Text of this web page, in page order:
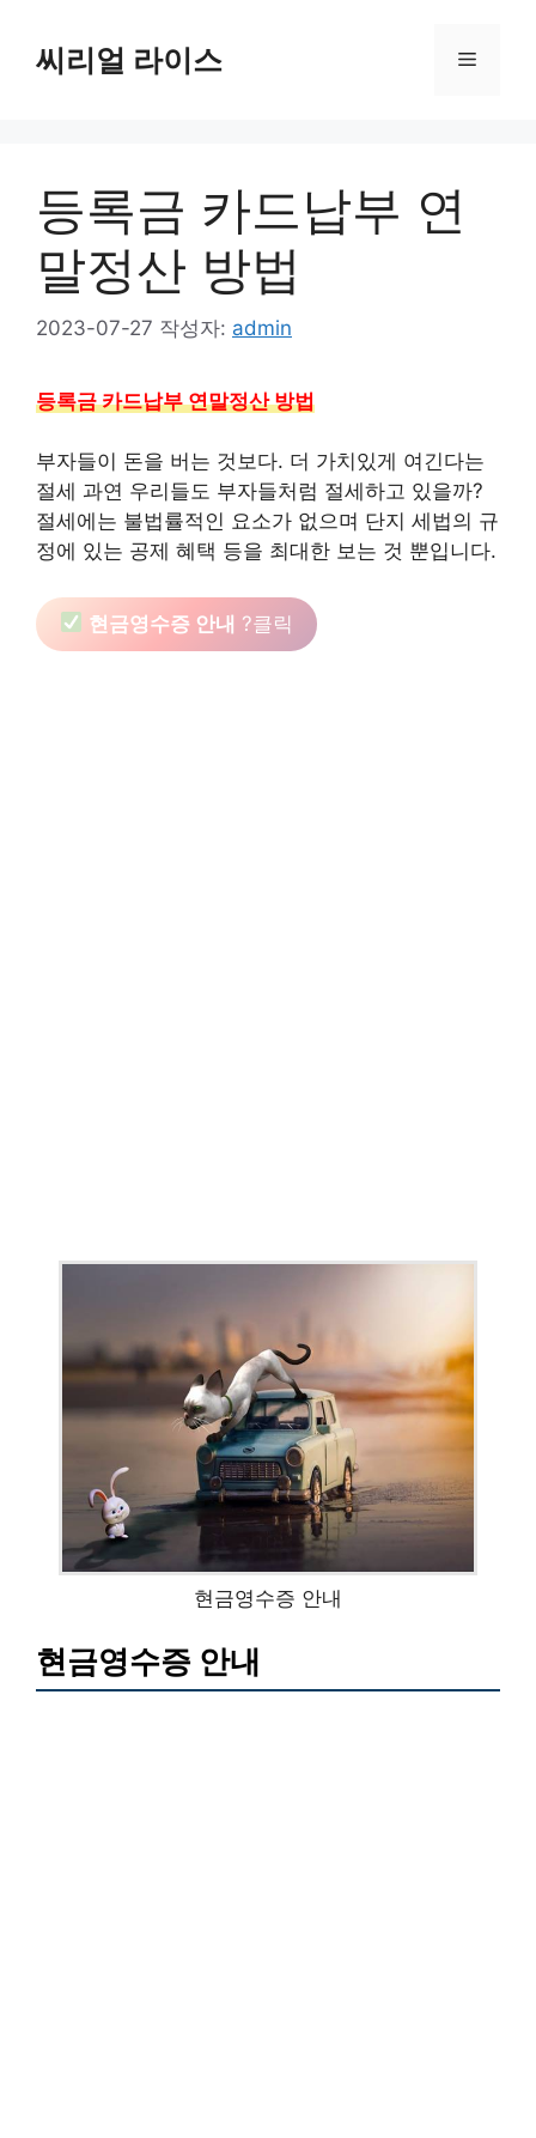
씨리얼 라이스 메
등록금 카드납부 연
말정산 방법
2023-07-27 작성자: admin
등록금 카드납부 연말정산 방법
부자들이 돈을 버는 것보다. 더 가치있게 여긴다는
절세 과연 우리들도 부자들처럼 절세하고 있을까?
절세에는 불법률적인 요소가 없으며 단지 세법의 규
정에 있는 공제 혜택 등을 최대한 보는 것 뿐입니다.
현금영수증 안내 ?클릭
현금영수증 안내
현금영수증 안내